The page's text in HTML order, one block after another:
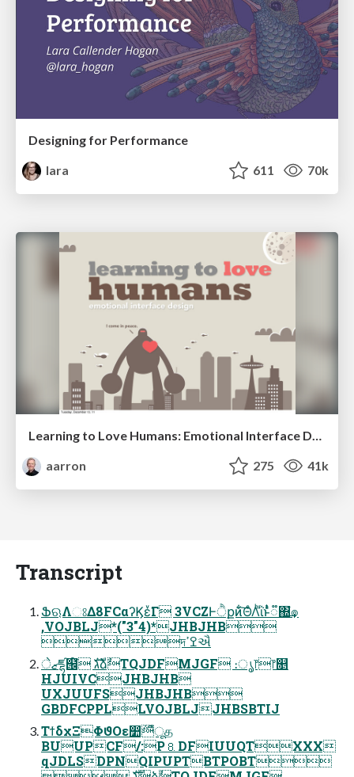
Designing for Performance
lara
611 70k
aarron
275 41k
Transcript
ՖଋΛଃΔ8FCαʔϏεͮ͘Γ 3VCZͰੈքͷ͋͠ΘͤΛͪΐͬͱͣͭ૿΍͢ํ๏
,VOJBLJ*("3"4)*JHBJHB
দߐߴઐ
ޒेཛྷ๜໌ גࣜձࣾTQJDFMJGF ։ൃ෦෦௕
HJUIVCJHBJHB
UXJUUFSJHBJHB
GBDFCPPLLVOJBLJJHBSBTIJ
ΤϯδχΞΦϑΟε෺݅ืूத
BUUPCF/:P⒏DFIUUQTXXX
qJDLSDPNQIPUPTBTPOBT